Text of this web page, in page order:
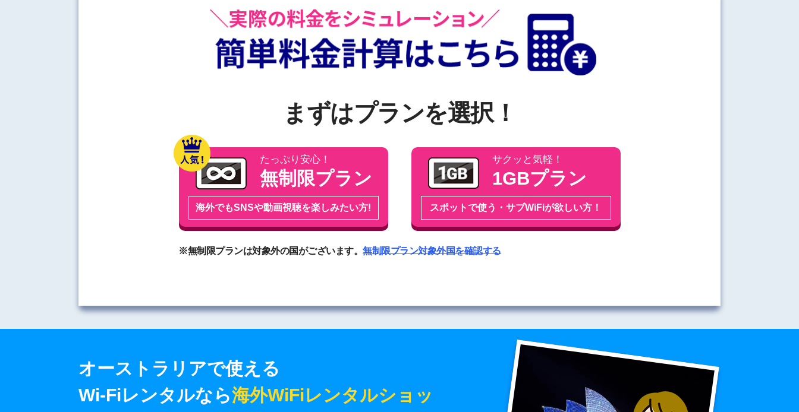
まずはプランを選択！
たっぷり安心！
無制限プラン
海外でもSNSや動画視聴を楽しみたい方!
サクッと気軽！
1GBプラン
スポットで使う・サブWiFiが欲しい方！
※無制限プランは対象外の国がございます。 無制限プラン対象外国を確認する
を選択中 プランを変更 データをクリア
期間 期間を選択 通信料 ――― 円
中近東
オセアニア
シミュレーション結果
渡航先詳細
渡航国① プラン：ーーー
国名：ーーー
通信料合計
レンタル料合計（220円/日）
上記条件の最大料金
上記金額に送料1,100円(店頭受取550円)が加算されま
オーストラリアで使える
Wi-Fiレンタルなら海外WiFiレンタルショッ